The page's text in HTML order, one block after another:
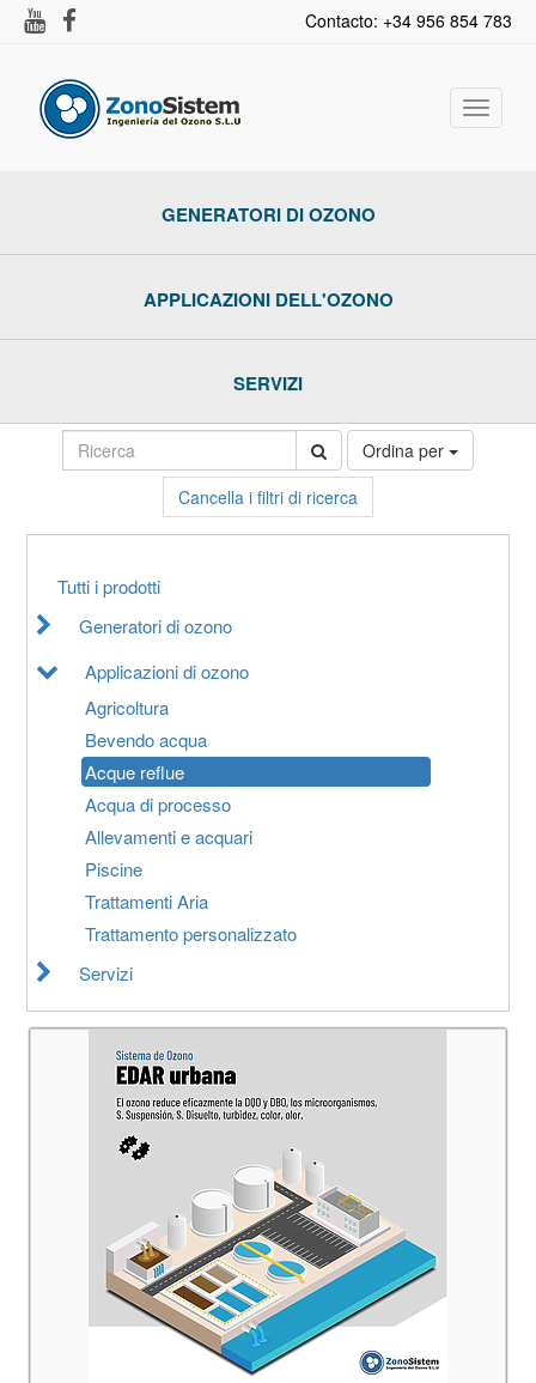
Contacto: +34 956 854 783
Toggle
GENERATORI DI OZONO
APPLICAZIONI DELL'OZONO
SERVIZI
Ordina per
Cancella i filtri di ricerca
Tutti i prodotti
Generatori di ozono
Applicazioni di ozono
Agricoltura
Bevendo acqua
Acque reflue
Acqua di processo
Allevamenti e acquari
Piscine
Trattamenti Aria
Trattamento personalizzato
Servizi